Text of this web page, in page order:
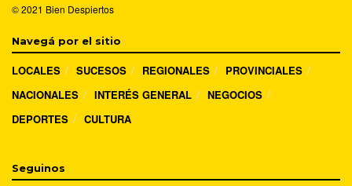
© 2021 Bien Despiertos
Navegá por el sitio
LOCALES SUCESOS REGIONALES
PROVINCIALES
NACIONALES
INTERÉS GENERAL
NEGOCIOS
DEPORTES
CULTURA
Seguinos